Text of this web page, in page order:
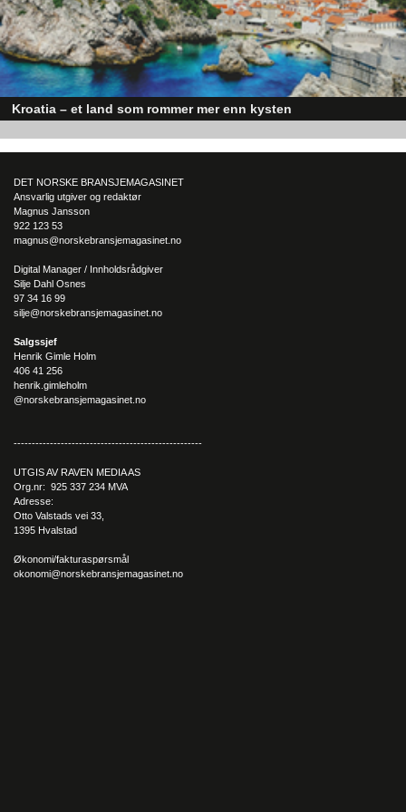
Kroatia – et land som rommer mer enn kysten
sider enn det førsteinntrykket mange sitter igjen med.
DET NORSKE BRANSJEMAGASINET
Ansvarlig utgiver og redaktør
Magnus Jansson
922 123 53
magnus@norskebransjemagasinet.no
Digital Manager / Innholdsrådgiver
Silje Dahl Osnes
97 34 16 99
silje@norskebransjemagasinet.no
Salgssjef
Henrik Gimle Holm
406 41 256
henrik.gimleholm
@norskebransjemagasinet.no
----------------------------------------------------
UTGIS AV RAVEN MEDIA AS
Org.nr: 925 337 234 MVA
Adresse:
Otto Valstads vei 33,
1395 Hvalstad
Økonomi/fakturaspørsmål
okonomi@norskebransjemagasinet.no